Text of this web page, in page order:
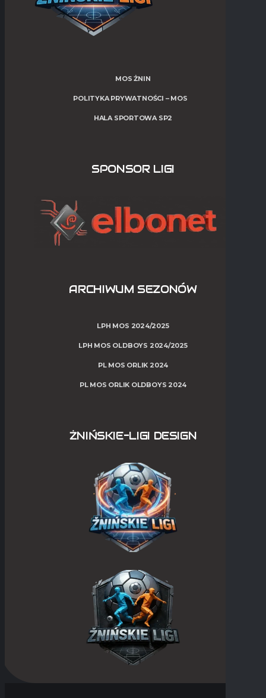
MOS ŻNIN
POLITYKA PRYWATNOŚCI – MOS
HALA SPORTOWA SP2
SPONSOR LIGI
ARCHIWUM SEZONÓW
LPH MOS 2024/2025
LPH MOS OLDBOYS 2024/2025
PL MOS ORLIK 2024
PL MOS ORLIK OLDBOYS 2024
ŻNIŃSKIE-LIGI DESIGN